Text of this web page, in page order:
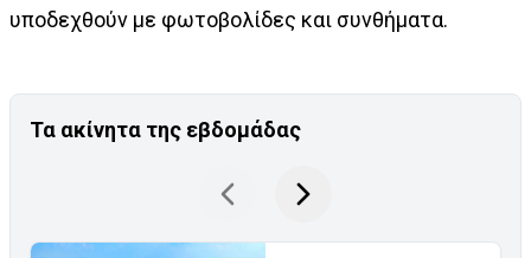
υποδεχθούν με φωτοβολίδες και συνθήματα.
Τα ακίνητα της εβδομάδας